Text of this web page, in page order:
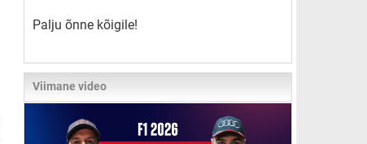
Palju õnne kõigile!
Viimane video